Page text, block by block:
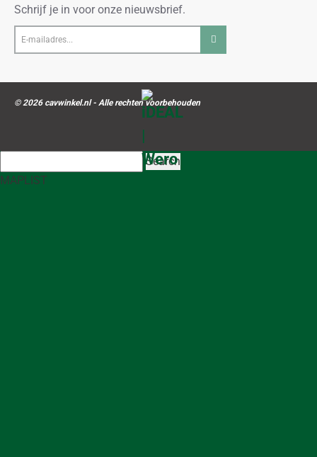
Schrijf je in voor onze nieuwsbrief.
mailadres...
© 2026 cavwinkel.nl - Alle rechten voorbehouden
Search
MAPLIST